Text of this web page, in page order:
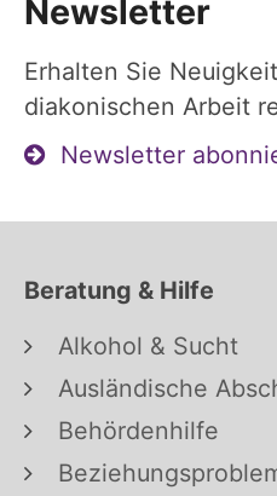
Newsletter
Erhalten Sie
diakonischen Arbeit
Newsletter
Beratung & Hilfe
Alkohol & Sucht
Ausländische
Behördenhilfe